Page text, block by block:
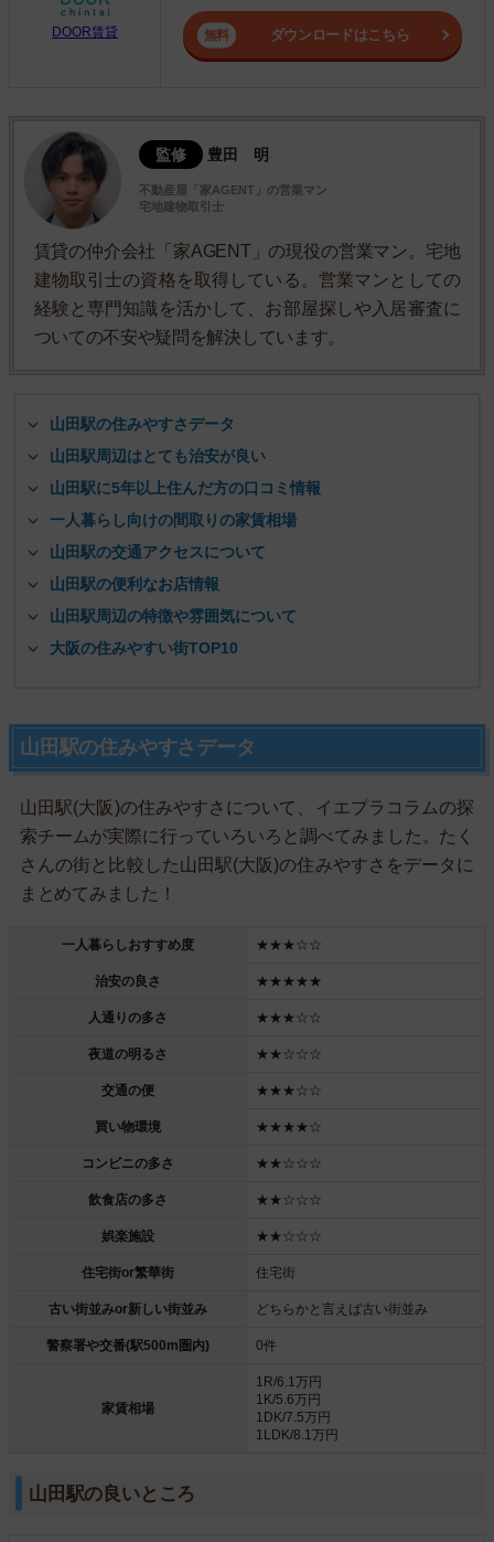
DOOR賃貸 ダウンロードはこちら
監修 豊田 明
不動産屋「家AGENT」の営業マン
宅地建物取引士
賃貸の仲介会社「家AGENT」の現役の営業マン。宅地
建物取引士の資格を取得している。営業マンとしての
経験と専門知識を活かして、お部屋探しや入居審査に
ついての不安や疑問を解決しています。
山田駅の住みやすさデータ
山田駅周辺はとても治安が良い
山田駅に5年以上住んだ方の口コミ情報
一人暮らし向けの間取りの家賃相場
山田駅の交通アクセスについて
山田駅の便利なお店情報
山田駅周辺の特徴や雰囲気について
大阪の住みやすい街TOP10
山田駅の住みやすさデータ
山田駅(大阪)の住みやすさについて、イエプラコラムの探
索チームが実際に行っていろいろと調べてみました。たく
さんの街と比較した山田駅(大阪)の住みやすさをデータに
まとめてみました！
一人暮らしおすすめ度 ★★★☆☆
治安の良さ ★★★★★
人通りの多さ ★★★☆☆
夜道の明るさ ★★☆☆☆
交通の便 ★★★☆☆
買い物環境 ★★★★☆
コンビニの多さ ★★☆☆☆
飲食店の多さ ★★☆☆☆
娯楽施設 ★★☆☆☆
住宅街or繁華街 住宅街
古い街並みor新しい街並み どちらかと言えば古い街並み
警察署や交番(駅500m圏内) 0件
家賃相場
1R/6.1万円
1K/5.6万円
1DK/7.5万円
1LDK/8.1万円
山田駅の良いところ